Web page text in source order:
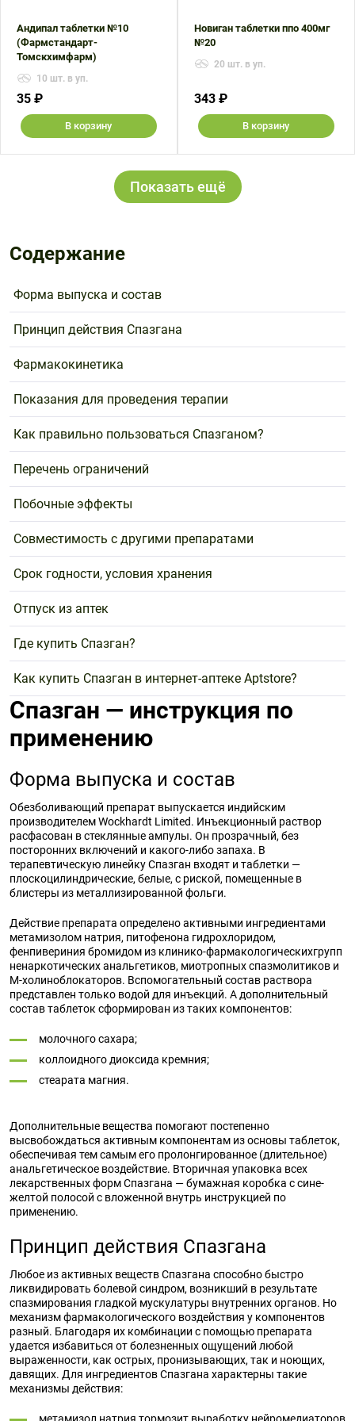
Андипал таблетки №10
(Фармстандарт-
Томскхимфарм)
10 шт. в уп.
35 ₽
В корзину
Новиган таблетки ппо 400мг
№20
20 шт. в уп.
343 ₽
В корзину
Показать ещё
Содержание
Форма выпуска и состав
Принцип действия Спазгана
Фармакокинетика
Показания для проведения терапии
Как правильно пользоваться Спазганом?
Перечень ограничений
Побочные эффекты
Совместимость с другими препаратами
Срок годности, условия хранения
Отпуск из аптек
Где купить Спазган?
Как купить Спазган в интернет-аптеке Aptstore?
Спазган — инструкция по
применению
Форма выпуска и состав
Обезболивающий препарат выпускается индийским
производителем Wockhardt Limited. Инъекционный раствор
расфасован в стеклянные ампулы. Он прозрачный, без
посторонних включений и какого-либо запаха. В
терапевтическую линейку Спазган входят и таблетки —
плоскоцилиндрические, белые, с риской, помещенные в
блистеры из металлизированной фольги.
Действие препарата определено активными ингредиентами
метамизолом натрия, питофенона гидрохлоридом,
фенпивериния бромидом из клинико-фармакологическихгрупп
ненаркотических анальгетиков, миотропных спазмолитиков и
М-холиноблокаторов. Вспомогательный состав раствора
представлен только водой для инъекций. А дополнительный
состав таблеток сформирован из таких компонентов:
молочного сахара;
коллоидного диоксида кремния;
стеарата магния.
Дополнительные вещества помогают постепенно
высвобождаться активным компонентам из основы таблеток,
обеспечивая тем самым его пролонгированное (длительное)
анальгетическое воздействие. Вторичная упаковка всех
лекарственных форм Спазгана — бумажная коробка с сине-
желтой полосой с вложенной внутрь инструкцией по
применению.
Принцип действия Спазгана
Любое из активных веществ Спазгана способно быстро
ликвидировать болевой синдром, возникший в результате
спазмирования гладкой мускулатуры внутренних органов. Но
механизм фармакологического воздействия у компонентов
разный. Благодаря их комбинации с помощью препарата
удается избавиться от болезненных ощущений любой
выраженности, как острых, пронизывающих, так и ноющих,
давящих. Для ингредиентов Спазгана характерны такие
механизмы действия: